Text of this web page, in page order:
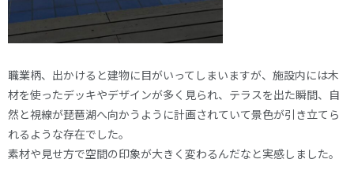
職業柄、出かけると建物に目がいってしまいますが、施設内には木
材を使ったデッキやデザインが多く見られ、テラスを出た瞬間、自
然と視線が琵琶湖へ向かうように計画されていて景色が引き立てら
れるような存在でした。
素材や見せ方で空間の印象が大きく変わるんだなと実感しました。